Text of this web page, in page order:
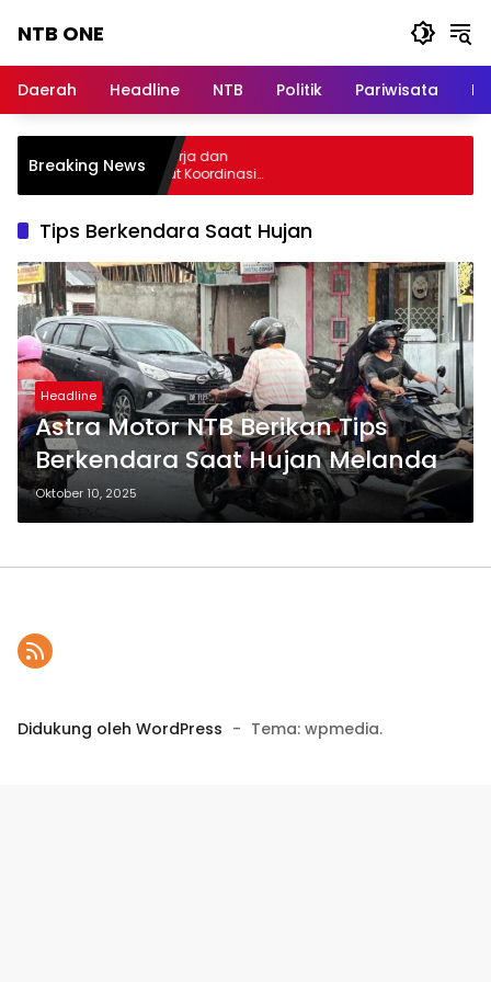
NTB ONE
dan
Lombok
Daerah Headline NTB Politik Pariwisata
Breaking News
Audiensi, Jasa Raharja dan
PANRB Perkuat Koordinasi
Kepatuhan PKB dan SWDKLLJ
Tips Berkendara Saat Hujan
Headline
Astra Motor NTB Berikan Tips
Berkendara Saat Hujan Melanda
Oktober 10, 2025
Didukung oleh WordPress - Tema: wpmedia.